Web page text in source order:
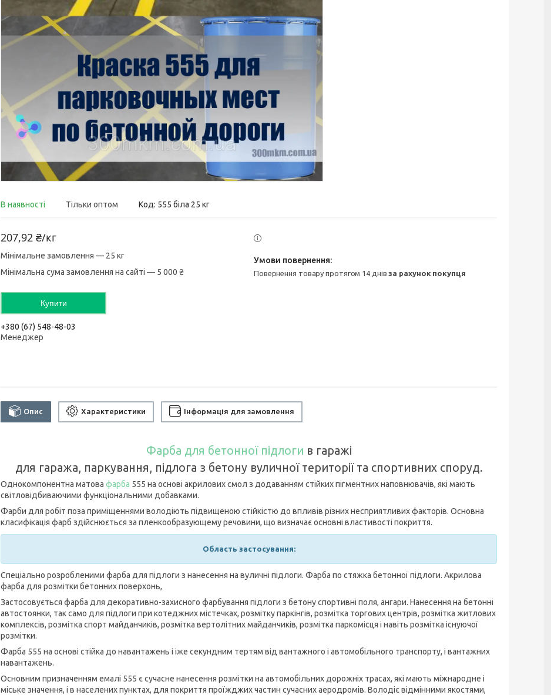
В наявності Тільки оптом Код: 555 біла 25 кг
207,92 ₴/кг
Мінімальне замовлення — 25 кг
Мінімальна сума замовлення на сайті — 5 000 ₴
Купити
+380 (67) 548-48-03
Менеджер
повернення товару протягом 14 днівза рахунок покупця
Опис Характеристики Інформація для замовлення
Фарба для бетонної підлоги в гаражі
для гаража, паркування, підлога з бетону вуличної території та спортивних споруд.
Однокомпонентна матова фарба 555 на основі акрилових смол з додаванням стійких пігментних наповнювачів, які мають
світловідбиваючими функціональними добавками.
Фарби для робіт поза приміщеннями володіють підвищеною стійкістю до впливів різних несприятливих факторів. Основна
класифікація фарб здійснюється за пленкообразующему речовини, що визначає основні властивості покриття.
Область застосування:
Спеціально розробленими фарба для підлоги з нанесення на вуличні підлоги. Фарба по стяжка бетонної підлоги. Акрилова
фарба для розмітки бетонних поверхонь,
Застосовується фарба для декоративно-захисного фарбування підлоги з бетону спортивні поля, ангари. Нанесення на бетонні
автостоянки, так само для підлоги при котеджних містечках, розмітку паркінгів, розмітка торгових центрів, розмітка житлових
комплексів, розмітка спорт майданчиків, розмітка вертолітних майданчиків, розмітка паркомісця і навіть розмітка існуючої
розмітки.
Фарба 555 на основі стійка до навантажень і іже секундним тертям від вантажного і автомобільного транспорту, і вантажних
навантажень.
Основним призначенням емалі 555 є сучасне нанесення розмітки на автомобільних дорожніх трасах, які мають міжнародне і
міське значення, і в населених пунктах, для покриття проїжджих частин сучасних аеродромів. Володіє відмінними якостями,